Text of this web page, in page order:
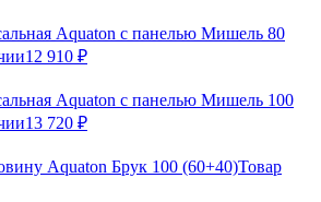
Aquaton с панелью Мишель 80
12 910 ₽
Aquaton с панелью Мишель 100
13 720 ₽
Aquaton Брук 100 (60+40)Товар